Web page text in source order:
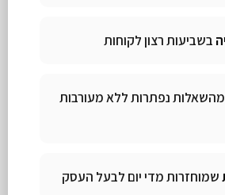
בשביעות רצון לקוחות
מהשאלות נפתרות ללא מעורבות
שמוחזרות מדי יום לבעל העסק